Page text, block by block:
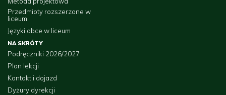
Przedmioty rozszerzone w
liceum
Języki obce w liceum
NA SKRÓTY
Podręczniki 2026/2027
Plan lekcji
Kontakt i dojazd
Dyżury dyrekcji